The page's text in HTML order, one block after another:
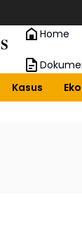
Home
Kasus